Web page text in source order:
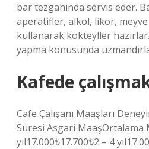
bar tezgahında servis eder.
aperatifler, alkol, likör,
kullanarak kokteyller hazırlar.
yapma konusunda
Kafede
Cafe Çalışanı Maaşları
Süresi Asgari MaaşOrtalama
yıl17.000₺17.700₺2 – 4